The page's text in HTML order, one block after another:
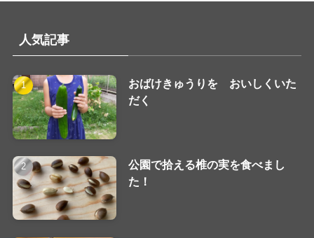
人気記事
おばけきゅうりを おいしくいた
だく
公園で拾える椎の実を食べまし
た！